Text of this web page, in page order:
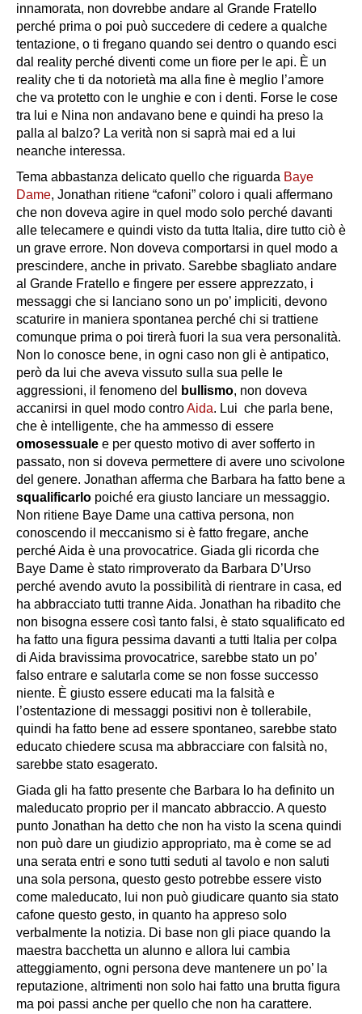
innamorata, non dovrebbe andare al Grande Fratello
perché prima o poi può succedere di cedere a qualche
tentazione, o ti fregano quando sei dentro o quando esci
dal reality perché diventi come un fiore per le api. È un
reality che ti da notorietà ma alla fine è meglio l’amore
che va protetto con le unghie e con i denti. Forse le cose
tra lui e Nina non andavano bene e quindi ha preso la
palla al balzo? La verità non si saprà mai ed a lui
neanche interessa.
Tema abbastanza delicato quello che riguarda Baye
Dame, Jonathan ritiene “cafoni” coloro i quali affermano
che non doveva agire in quel modo solo perché davanti
alle telecamere e quindi visto da tutta Italia, dire tutto ciò è
un grave errore. Non doveva comportarsi in quel modo a
prescindere, anche in privato. Sarebbe sbagliato andare
al Grande Fratello e fingere per essere apprezzato, i
messaggi che si lanciano sono un po’ impliciti, devono
scaturire in maniera spontanea perché chi si trattiene
comunque prima o poi tirerà fuori la sua vera personalità.
Non lo conosce bene, in ogni caso non gli è antipatico,
però da lui che aveva vissuto sulla sua pelle le
aggressioni, il fenomeno del
bullismo, non doveva
accanirsi in quel modo controAida. Lui che parla bene,
che è intelligente, che ha ammesso di essere
omosessuale e per questo motivo di aver sofferto in
passato, non si doveva permettere di avere uno scivolone
del genere. Jonathan afferma che Barbara ha fatto bene a
squalificarlo poiché era giusto lanciare un messaggio.
Non ritiene Baye Dame una cattiva persona, non
conoscendo il meccanismo si è fatto fregare, anche
perché Aida è una provocatrice. Giada gli ricorda che
Baye Dame è stato rimproverato da Barbara D’Urso
perché avendo avuto la possibilità di rientrare in casa, ed
ha abbracciato tutti tranne Aida. Jonathan ha ribadito che
non bisogna essere così tanto falsi, è stato squalificato ed
ha fatto una figura pessima davanti a tutti Italia per colpa
di Aida bravissima provocatrice, sarebbe stato un po’
falso entrare e salutarla come se non fosse successo
niente. È giusto essere educati ma la falsità e
l’ostentazione di messaggi positivi non è tollerabile,
quindi ha fatto bene ad essere spontaneo, sarebbe stato
educato chiedere scusa ma abbracciare con falsità no,
sarebbe stato esagerato.
Giada gli ha fatto presente che Barbara lo ha definito un
maleducato proprio per il mancato abbraccio. A questo
punto Jonathan ha detto che non ha visto la scena quindi
non può dare un giudizio appropriato, ma è come se ad
una serata entri e sono tutti seduti al tavolo e non saluti
una sola persona, questo gesto potrebbe essere visto
come maleducato, lui non può giudicare quanto sia stato
cafone questo gesto, in quanto ha appreso solo
verbalmente la notizia. Di base non gli piace quando la
maestra bacchetta un alunno e allora lui cambia
atteggiamento, ogni persona deve mantenere un po’ la
reputazione, altrimenti non solo hai fatto una brutta figura
ma poi passi anche per quello che non ha carattere.